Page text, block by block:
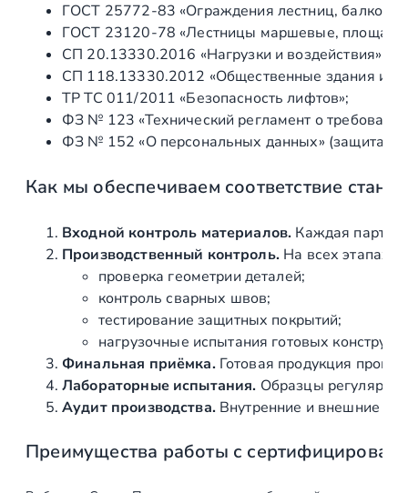
п
р
я
м
о
й
9
°
а
Ø
2
5
м
ГОСТ 25772‑83 «Ограждения лестниц,
ГОСТ 23120‑78 «Лестницы маршевые,
СП 20.13330.2016 «Нагрузки и воздействия»
СП 118.13330.2012 «Общественные здания и
ТР ТС 011/2011 «Безопасность лифтов»;
ФЗ № 123 «Технический регламент о
ФЗ № 152 «О персональных данных» (защита
Как мы обеспечиваем соответствие
Входной контроль материалов. Каждая партия
Производственный контроль.На всех этапах
проверка геометрии деталей;
контроль сварных швов;
тестирование защитных покрытий;
нагрузочные испытания готовых
Финальная приёмка.Готовая продукция
Лабораторные испытания. Образцы регулярно
Аудит производства.Внутренние и внешние
Преимущества работы с